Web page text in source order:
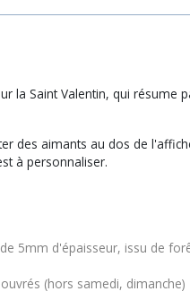
la Saint Valentin, qui résume
des aimants au dos de
à personnaliser.
5mm d'épaisseur, issu de
(hors samedi, dimanche)